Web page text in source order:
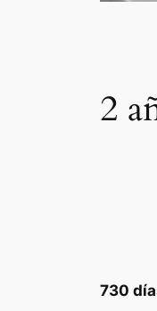
2
730